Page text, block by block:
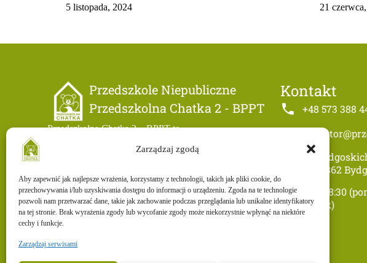
Zarządzaj zgodą
Aby zapewnić jak najlepsze wrażenia, korzystamy z technologii, takich jak pliki cookie, do
przechowywania i/lub uzyskiwania dostępu do informacji o urządzeniu. Zgoda na te technologie
pozwoli nam przetwarzać dane, takie jak zachowanie podczas przeglądania lub unikalne identyfikatory
na tej stronie. Brak wyrażenia zgody lub wycofanie zgody może niekorzystnie wpłynąć na niektóre
cechy i funkcje.
Zarządzaj serwisami
5 listopada, 2024
21
Przedszkole Niepubliczne
Przedszkolna Chatka 2 - BPPT
Przedszkolna Chatka 2 – BPPT to
niepubliczne przedszkole na terenie Bydgoskiego Parku
Kontakt
+48 573 388
ul.
1, 85-862
5:30-18:30
piątek)